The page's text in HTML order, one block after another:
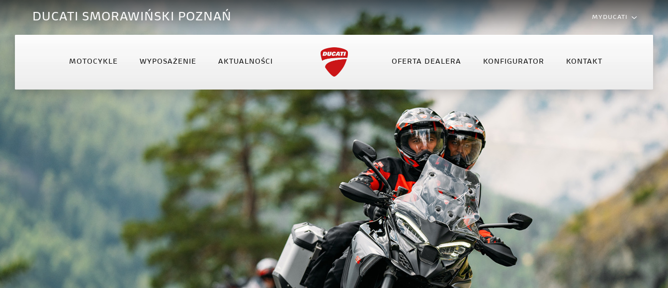
DUCATI SMORAWIŃSKI POZNAŃ MYDUCATI
MOTOCYKLE WYPOSAŻENIE AKTUALNOŚCI OFERTA DEALERA KONFIGURATOR KONTAKT
OFERTA DEALERA KONFIGURATOR
DIAVEL
Diavel V4
Diavel V4 RS
XDIAVEL
XDiavel V4
HYPERMOTARD
Hypermotard 698 Mono
Hypermotard V2
Hypermotard V2 SP
MONSTER
Monster
Monster +
MULTISTRADA
Multistrada V4 Rally MY2025
Multistrada V4 Rally
Multistrada V4 Pikes Peak
Multistrada V4 RS
STREETFIGHTER
Streetfighter V2 Panigale V2
E-BIKE
MIG-S